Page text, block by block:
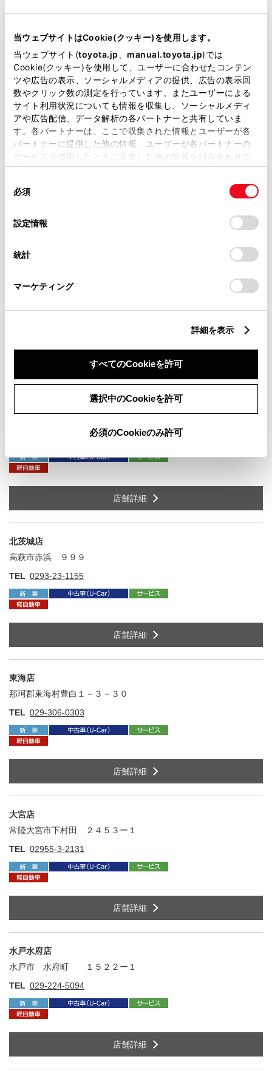
当ウェブサイトはCookie(クッキー)を使用します。
当ウェブサイト(toyota.jp manual.toyota.jp)では
Cookie(クッキー)を使用して、ユーザーに合わせたコンテン
ツや広告の表示、ソーシャルメディアの提供、広告の表示回
数やクリック数の測定を行っています。またユーザーによる
サイト利用状況についても情報を収集し、ソーシャルメディ
アや広告配信、データ解析の各パートナーと共有していま
す。各パートナーは、ここで収集された情報とユーザーが各
パートナーに提供した他の情報、ユーザーが各パートナーの
サービスを使用したときに収集した他の情報を組み合わせて
使用することがあります。当ウェブサイトの使用を続行する
デバイスにすべてのCookie(クッキー)が保存されることに同
意したことになります。Cookie(クッキー)のオプトアウト、
設定の変更、同意を撤回したりするにあたっては、当社の
「Cookie（クッキー）情報の取り扱いについて
」をご覧くだ
必須
設定情報
統計
マーケティング
詳細を表示
すべてのCookieを許可
選択中のCookieを許可
必須のCookieのみ許可
店舗詳細
常陸太田店
常陸太田市 馬場町 ６５ー３
TEL 0294-72-3151
日立市 桜川町 ２ー１ー１
店舗詳細
店舗詳細
北茨城店
高萩市赤浜 ９９９
TEL 0293-23-1155
店舗詳細
東海店
那珂郡東海村豊白１－３－３０
TEL 029-306-0303
店舗詳細
大宮店
常陸大宮市下村田 ２４５３ー１
TEL 02955-3-2131
店舗詳細
水戸水府店
水戸市 水府町 １５２２ー１
TEL 029-224-5094
店舗詳細